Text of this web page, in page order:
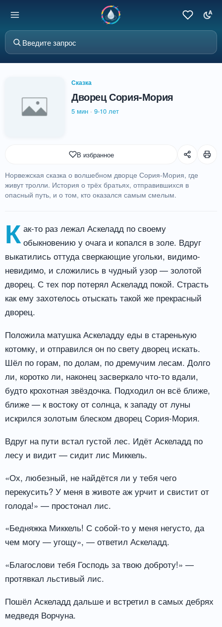
Сказка
Дворец Сория-Мория
5 мин · 9-10 лет
Норвежская сказка о волшебном дворце Сория-Мория, где
живут тролли. История о трёх братьях, отправившихся в
опасный путь, и о том, кто оказался самым смелым.
В избранное
К ак-то раз лежал Аскеладд по своему
обыкновению у очага и копался в золе. Вдруг
выкатились оттуда сверкающие угольки, видимо-
невидимо, и сложились в чудный узор — золотой
дворец. С тех пор потерял Аскеладд покой. Страсть
как ему захотелось отыскать такой же прекрасный
дворец.
Положила матушка Аскеладду еды в старенькую
котомку, и отправился он по свету дворец искать.
Шёл по горам, по долам, по дремучим лесам. Долго
ли, коротко ли, наконец засверкало что-то вдали,
будто крохотная звёздочка. Подходил он всё ближе,
ближе — к востоку от солнца, к западу от луны
искрился золотым блеском дворец Сория-Мория.
Вдруг на пути встал густой лес. Идёт Аскеладд по
лесу и видит — сидит лис Миккель.
«Ох, любезный, не найдётся ли у тебя чего
перекусить? У меня в животе аж урчит и свистит от
голода!» — простонал лис.
«Бедняжка Миккель! С собой-то у меня негусто, да
чем могу — угощу», — ответил Аскеладд.
«Благослови тебя Господь за твою доброту!» —
протявкал льстивый лис.
Пошёл Аскеладд дальше и встретил в самых дебрях
медведя Ворчуна.